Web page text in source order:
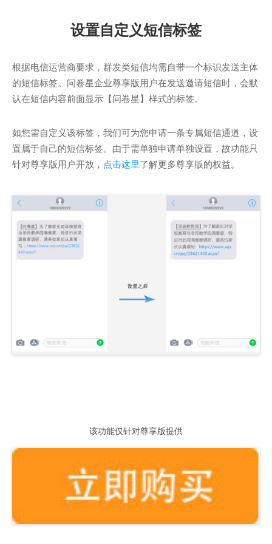
设置自定义短信标签
根据电信运营商要求，群发类短信均需自带一个标识发送主体
的短信标签。问卷星企业尊享版用户在发送邀请短信时，会默
认在短信内容前面显示【问卷星】样式的标签。
如您需自定义该标签，我们可为您申请一条专属短信通道，设
置属于自己的短信标签。由于需单独申请单独设置，故功能只
针对尊享版用户开放， 点击这里了解更多尊享版的权益。
该功能仅针对尊享版提供